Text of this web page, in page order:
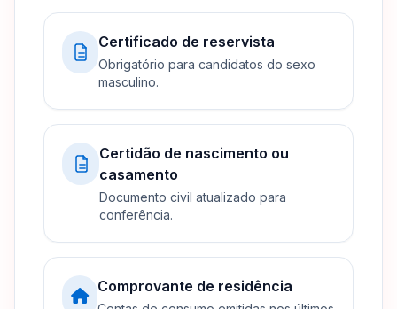
Certificado de reservista
Obrigatório para candidatos do sexo
masculino.
Certidão de nascimento ou
casamento
Documento civil atualizado para
conferência.
Comprovante de residência